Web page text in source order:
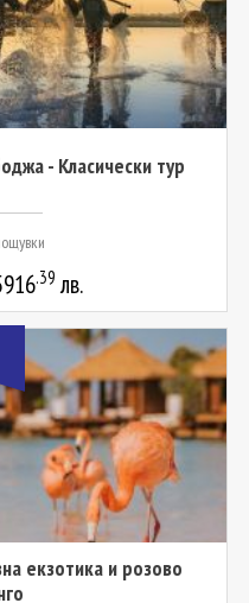
- Класически тур
.39 лв.
екзотика и розово